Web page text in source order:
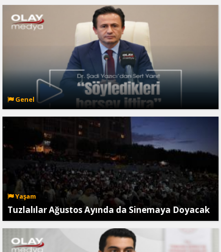
Genel
Yaşam
Tuzlalılar Ağustos Ayında da Sinemaya Doyacak